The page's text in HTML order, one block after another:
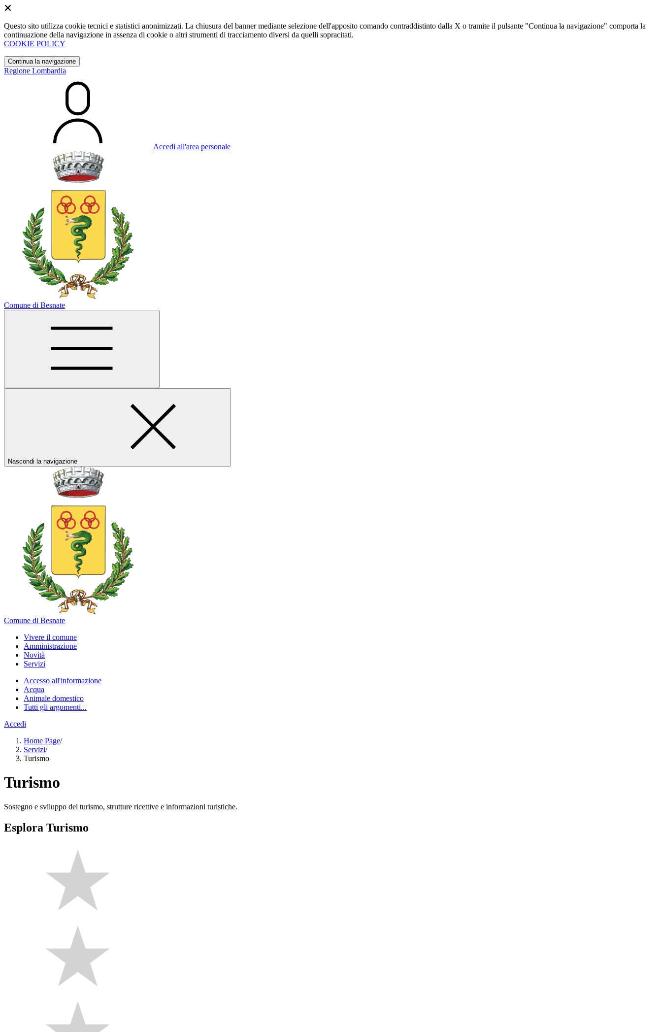
Questo sito utilizza cookie tecnici e statistici anonimizzati. La chiusura del banner mediante selezione dell'apposito comando contraddistinto dalla X o tramite il pulsante "Continua la navigazione" comporta la
continuazione della navigazione in assenza di cookie o altri strumenti di tracciamento diversi da quelli sopracitati.
COOKIE POLICY
Continua la navigazione
Regione Lombardia
Accedi all'area personale
Comune di Besnate
Nascondi la navigazione
Comune di Besnate
Vivere il comune
Amministrazione
Novità
Servizi
Accesso all'informazione
Acqua
Animale domestico
Tutti gli argomenti...
Accedi
Home Page/
Servizi/
Turismo
Turismo
Sostegno e sviluppo del turismo, strutture ricettive e informazioni turistiche.
Esplora Turismo